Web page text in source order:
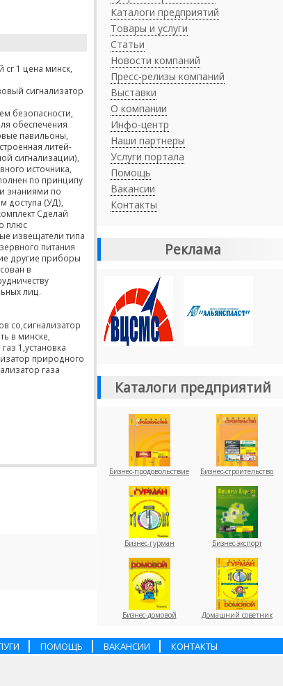
сг 1 цена минск,
сигнализатор
безопасности,
обеспечения
павильоны,
литей-
сигнализации),
источника,
по принципу
знаниями по
доступа (УД),
Сделай
плюс
извещатели типа
питания
другие приборы
в
лиц.
со,сигнализатор
в минске,
1,установка
природного
газа
Каталоги предприятий
Товары и услуги
Статьи
Новости компаний
Пресс-релизы компаний
Выставки
О компании
Инфо-центр
Наши партнеры
Услуги портала
Помощь
Вакансии
Контакты
Реклама
Каталоги предприятий
Бизнес-продовольствие Бизнес-строительство
Бизнес-гурман Бизнес-экспорт
Бизнес-домовой Домашний советник
ПОМОЩЬ ВАКАНСИИ КОНТАКТЫ